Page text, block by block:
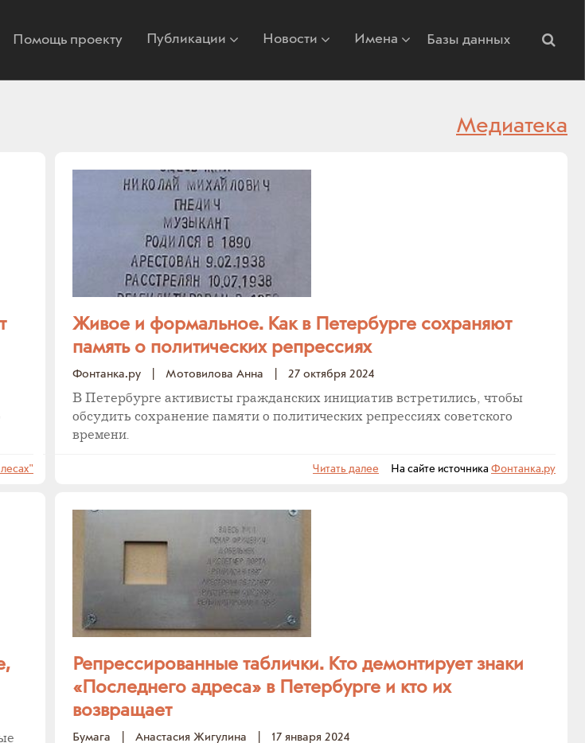
Помощь проекту Публикации Новости Имена Базы данных
Медиатека
Живое и формальное. Как в Петербурге сохраняют
память о политических репрессиях
Фонтанка.ру Мотовилова Анна
27 октября 2024
В Петербурге активисты гражданских инициатив встретились, чтобы
обсудить сохранение памяти о политических репрессиях советского
времени.
Читать далее На сайте источника Фонтанка.ру
Репрессированные таблички. Кто демонтирует знаки
«Последнего адреса» в Петербурге и кто их
возвращает
Бумага Анастасия Жигулина
17 января 2024